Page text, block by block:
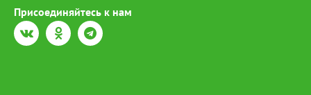
Присоединяйтесь к нам